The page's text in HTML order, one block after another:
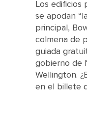
Los edificios
se apodan
principal,
colmena de
guiada
gobierno de
Wellington.
en el billete